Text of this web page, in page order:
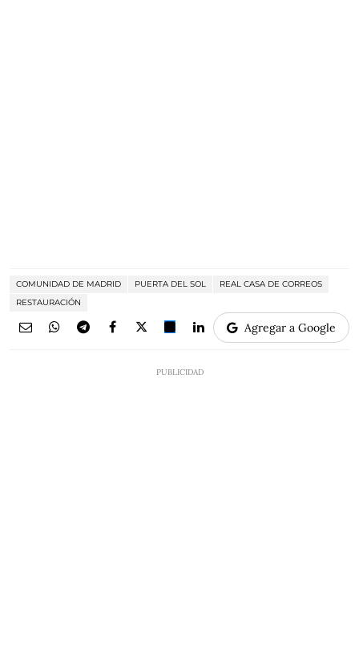
COMUNIDAD DE MADRID PUERTA DEL SOL
REAL CASA DE CORREOS
RESTAURACIÓN
Agregar a Google